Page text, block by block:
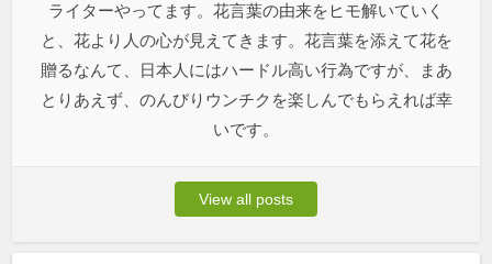
ライターやってます。花言葉の由来をヒモ解いていく
と、花より人の心が見えてきます。花言葉を添えて花を
贈るなんて、日本人にはハードル高い行為ですが、まあ
とりあえず、のんびりウンチクを楽しんでもらえれば幸
いです。
View all posts